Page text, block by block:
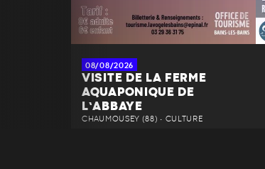
08/08/2026
VISITE DE LA FERME
AQUAPONIQUE DE
L’ABBAYE
CHAUMOUSEY (88) • CULTURE